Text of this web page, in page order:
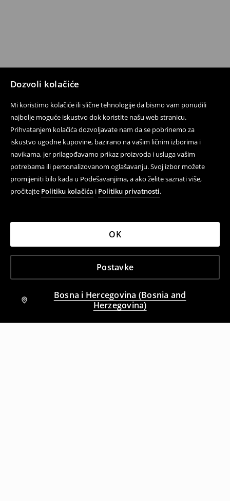
Dozvoli kolačiće
Mi koristimo kolačiće ili slične tehnologije da bismo vam ponudili
najbolje moguće iskustvo dok koristite našu web stranicu.
Prihvatanjem kolačića dozvoljavate nam da se pobrinemo za
iskustvo ugodne kupovine, bazirano na vašim ličnim izborima i
navikama, jer prilagođavamo prikaz proizvoda i usluga vašim
potrebama ili personalizovanom oglašavanju. Svoj izbor možete
promijeniti bilo kada u Podešavanjima, a ako želite saznati više,
pročitajte Politiku kolačića i Politiku privatnosti.
Postavke
OK
Bosna i Hercegovina (Bosnia and
Herzegovina)